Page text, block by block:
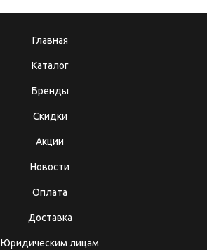
Главная
Каталог
Бренды
Скидки
Акции
Новости
Оплата
Доставка
Юридическим лицам